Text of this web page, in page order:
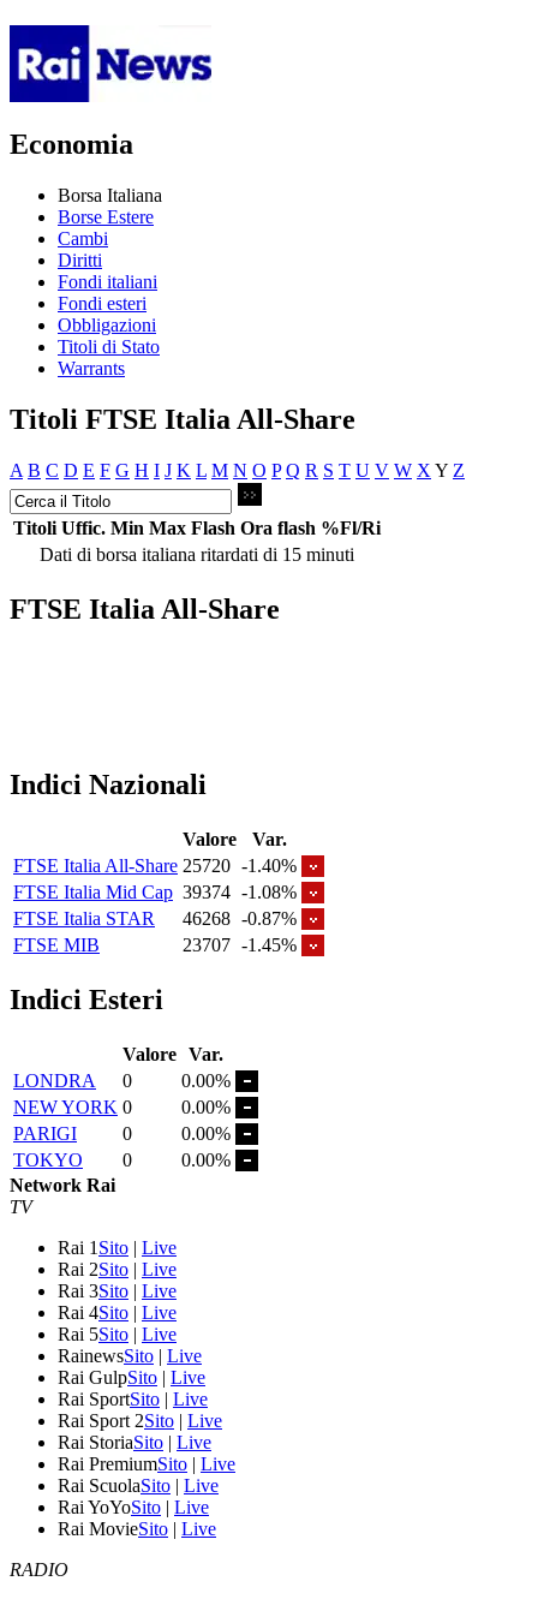
Economia
Borsa Italiana
Borse Estere
Cambi
Diritti
Fondi italiani
Fondi esteri
Obbligazioni
Titoli di Stato
Warrants
Titoli FTSE Italia All-Share
A B C D E F G H I J K L M N O P Q R S T U V W X Y Z
Titoli Uffic. Min Max Flash Ora flash %Fl/Ri
Dati di borsa italiana ritardati di 15 minuti
FTSE Italia All-Share
Indici Nazionali
Valore
Var.
FTSE Italia All-Share 25720 -1.40%
FTSE Italia Mid Cap 39374 -1.08%
FTSE Italia STAR
46268 -0.87%
FTSE MIB
23707 -1.45%
Indici Esteri
Valore Var.
LONDRA
0
0.00%
NEW YORK 0
0.00%
PARIGI
0
0.00%
TOKYO
0
0.00%
Network Rai
TV
Rai 1 Sito | Live
Rai 2Sito | Live
Rai 3Sito | Live
Rai 4Sito | Live
Rai 5Sito | Live
RainewsSito | Live
Rai GulpSito | Live
Rai SportSito | Live
Rai Sport 2Sito | Live
Rai StoriaSito | Live
Rai PremiumSito | Live
Rai ScuolaSito | Live
Rai YoYoSito | Live
Rai MovieSito | Live
RADIO